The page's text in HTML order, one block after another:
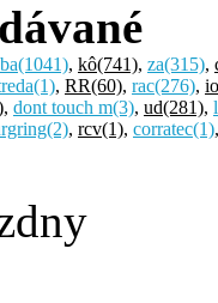
(1041), kô(741), za(315),
(1), RR(60), rac(276),
, dont touch m(3), ud(281),
(2), rcv(1), corratec(1)